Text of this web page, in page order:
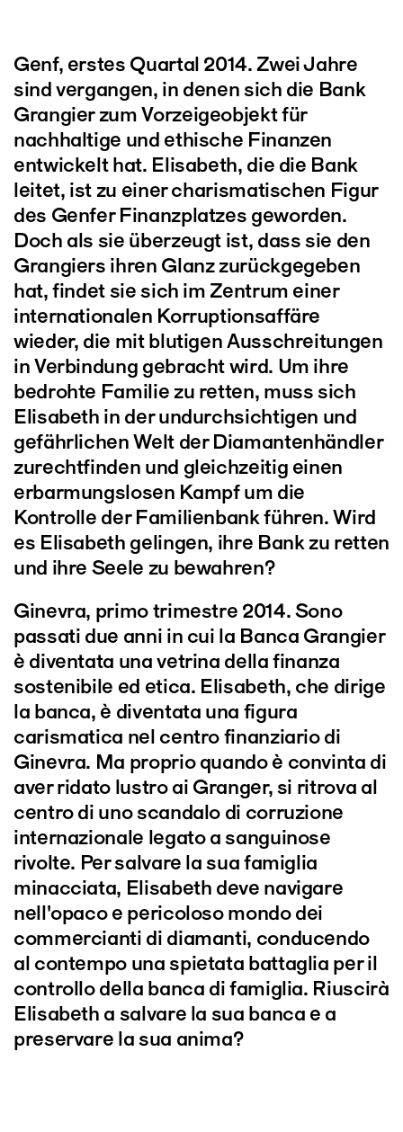
Genf, erstes Quartal 2014. Zwei Jahre
sind vergangen, in denen sich die Bank
Grangier zum Vorzeigeobjekt für
nachhaltige und ethische Finanzen
entwickelt hat. Elisabeth, die die Bank
leitet, ist zu einer charismatischen Figur
des Genfer Finanzplatzes geworden.
Doch als sie überzeugt ist, dass sie den
Grangiers ihren Glanz zurückgegeben
hat, findet sie sich im Zentrum einer
internationalen Korruptionsaffäre
wieder, die mit blutigen Ausschreitungen
in Verbindung gebracht wird. Um ihre
bedrohte Familie zu retten, muss sich
Elisabeth in der undurchsichtigen und
gefährlichen Welt der Diamantenhändler
zurechtfinden und gleichzeitig einen
erbarmungslosen Kampf um die
Kontrolle der Familienbank führen. Wird
es Elisabeth gelingen, ihre Bank zu retten
und ihre Seele zu bewahren?
Ginevra, primo trimestre 2014. Sono
passati due anni in cui la Banca Grangier
è diventata una vetrina della finanza
sostenibile ed etica. Elisabeth, che dirige
la banca, è diventata una figura
carismatica nel centro finanziario di
Ginevra. Ma proprio quando è convinta di
aver ridato lustro ai Granger, si ritrova al
centro di uno scandalo di corruzione
internazionale legato a sanguinose
rivolte. Per salvare la sua famiglia
minacciata, Elisabeth deve navigare
nell'opaco e pericoloso mondo dei
commercianti di diamanti, conducendo
al contempo una spietata battaglia per il
controllo della banca di famiglia. Riuscirà
Elisabeth a salvare la sua banca e a
preservare la sua anima?